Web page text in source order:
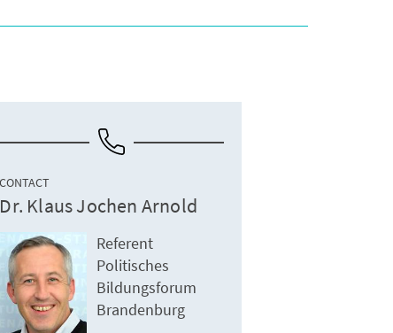
CONTACT
Dr. Klaus Jochen Arnold
Referent
Politisches
Bildungsforum
Brandenburg